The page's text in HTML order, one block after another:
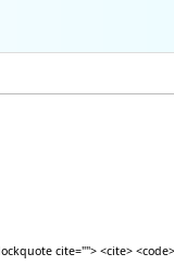
cite=""> <cite>